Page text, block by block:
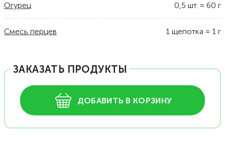
Огурец 0,5 шт. = 60 г
Смесь перцев 1 щепотка = 1 г
ЗАКАЗАТЬ ПРОДУКТЫ
ДОБАВИТЬ В КОРЗИНУ